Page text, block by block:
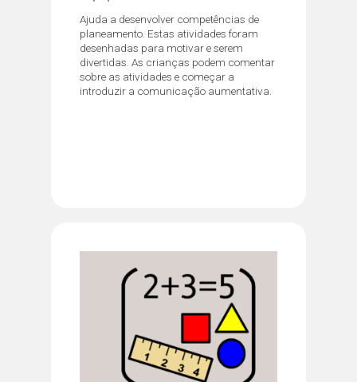
Ajuda a desenvolver competências de
planeamento. Estas atividades foram
desenhadas para motivar e serem
divertidas. As crianças podem comentar
sobre as atividades e começar a
introduzir a comunicação aumentativa.